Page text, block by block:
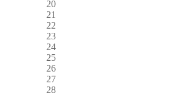
20
21
22
23
24
25
26
27
28